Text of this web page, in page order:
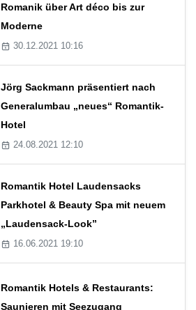
Romanik über Art déco bis zur
Moderne
30.12.2021 10:16
Jörg Sackmann präsentiert nach
Generalumbau „neues“ Romantik-
Hotel
24.08.2021 12:10
Romantik Hotel Laudensacks
Parkhotel & Beauty Spa mit neuem
„Laudensack-Look”
16.06.2021 19:10
Romantik Hotels & Restaurants:
Saunieren mit Seezugang